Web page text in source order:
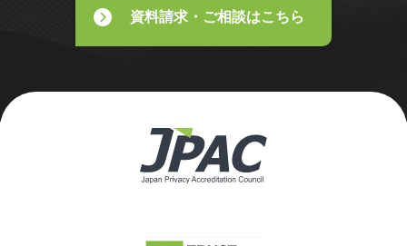
資料請求・ご相談はこちら